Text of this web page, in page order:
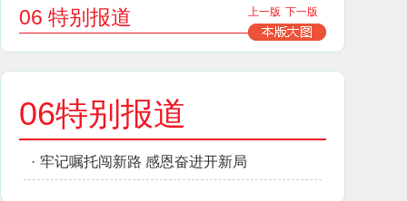
06 特别报道 上一版 下一版
06特别报道
· 牢记嘱托闯新路 感恩奋进开新局